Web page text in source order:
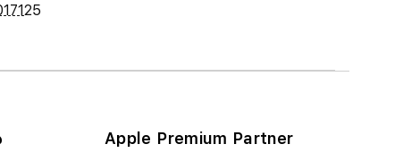
Apple Premium Partner